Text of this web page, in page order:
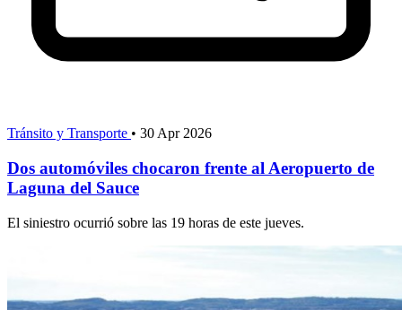
Tránsito y Transporte • 30 Apr 2026
Dos automóviles chocaron frente al Aeropuerto de
Laguna del Sauce
El siniestro ocurrió sobre las 19 horas de este jueves.